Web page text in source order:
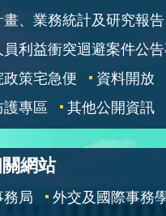
畫、業務統計及研究報告
員利益衝突迴避案件公
政策宅急便
資料開放
護專區
其他公開資訊
網站
務局 外交及國際事務